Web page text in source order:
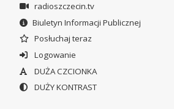
radioszczecin.tv
Biuletyn Informacji Publicznej
Posłuchaj teraz
Logowanie
DUŻA CZCIONKA
DUŻY KONTRAST